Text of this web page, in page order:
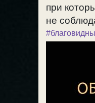
при
не